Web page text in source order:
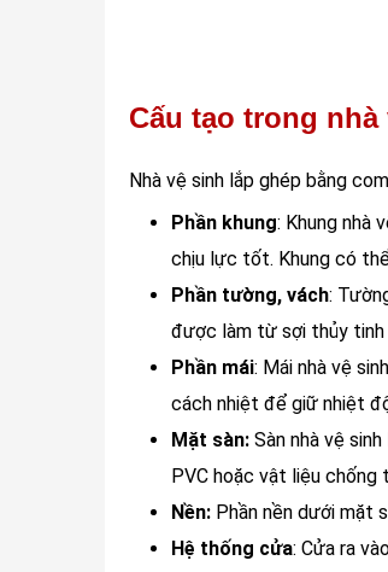
Cấu tạo trong
Nhà vệ sinh lắp ghép bằng
Phần khung: Khung nhà
chịu lực tốt. Khung có
Phần tường, vách:
được làm từ sợi thủy tinh
Phần mái: Mái nhà vệ
cách nhiệt để giữ nhiệt
Mặt sàn: Sàn nhà vệ
PVC hoặc vật liệu chống
Nền: Phần nền dưới mặt
Hệ thống cửa: Cửa ra